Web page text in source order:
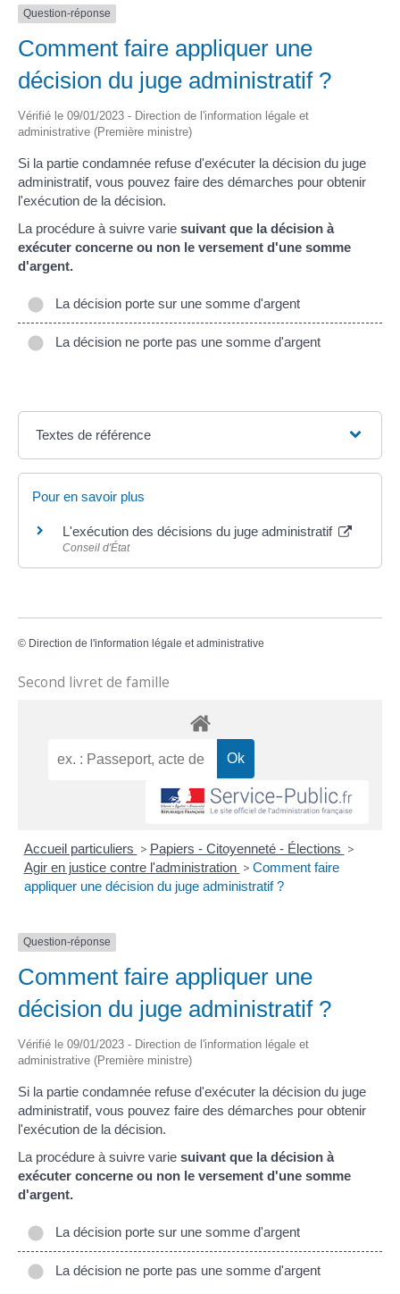
Question-réponse
Comment faire appliquer une
décision du juge administratif ?
Vérifié le 09/01/2023 - Direction de l'information légale et
administrative (Première ministre)
Si la partie condamnée refuse d'exécuter la décision du juge
administratif, vous pouvez faire des démarches pour obtenir
l'exécution de la décision.
La procédure à suivre varie suivant que la décision à
exécuter concerne ou non le versement d'une somme
d'argent.
La décision porte sur une somme d'argent
La décision ne porte pas une somme d'argent
Textes de référence
Pour en savoir plus
L'exécution des décisions du juge administratif
Conseil d'État
© Direction de l'information légale et administrative
Second livret de famille
Accueil particuliers > Papiers - Citoyenneté - Élections >
Agir en justice contre l'administration > Comment faire
appliquer une décision du juge administratif ?
Question-réponse
Comment faire appliquer une
décision du juge administratif ?
Vérifié le 09/01/2023 - Direction de l'information légale et
administrative (Première ministre)
Si la partie condamnée refuse d'exécuter la décision du juge
administratif, vous pouvez faire des démarches pour obtenir
l'exécution de la décision.
La procédure à suivre varie suivant que la décision à
exécuter concerne ou non le versement d'une somme
d'argent.
La décision porte sur une somme d'argent
La décision ne porte pas une somme d'argent